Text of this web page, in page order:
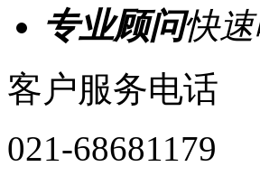
专业顾问快
客户服务电话
021-68681179